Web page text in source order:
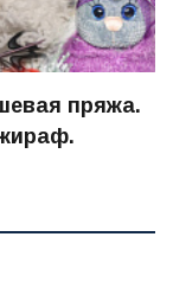
пряжа.